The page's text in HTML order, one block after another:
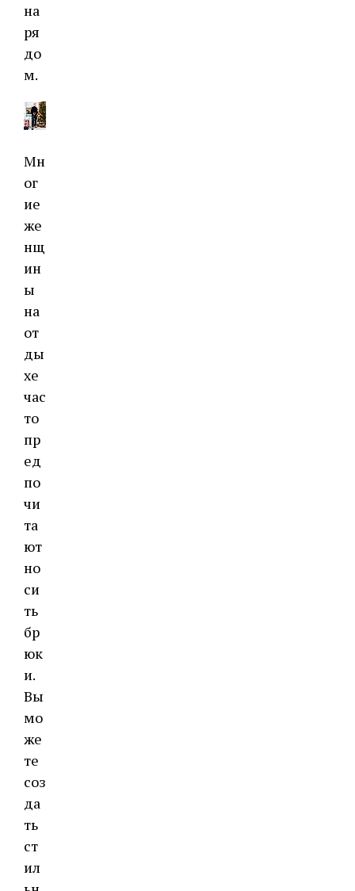
на
ря
до
м.
Мн
ог
ие
же
нщ
ин
ы
на
от
ды
хе
час
то
пр
ед
по
чи
та
ют
но
си
ть
бр
юк
и.
Вы
мо
же
те
соз
да
ть
ст
ил